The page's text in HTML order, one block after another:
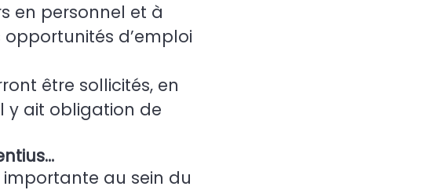
en personnel et à
d’emploi
être sollicités, en
y ait obligation de
au sein du